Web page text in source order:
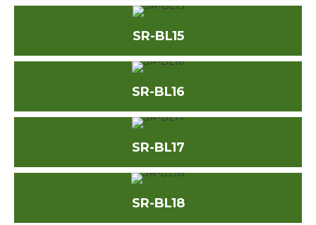
SR-BL15
SR-BL16
SR-BL17
SR-BL18